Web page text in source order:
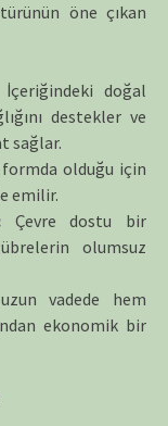
öne çıkan
İçeriğindeki doğal
destekler ve
sağlar.
formda olduğu için
emilir.
Çevre dostu bir
olumsuz
vadede hem
ekonomik bir